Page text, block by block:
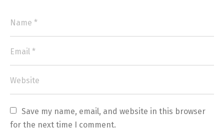
Save my name, email, and website in this browser
for the next time I comment.